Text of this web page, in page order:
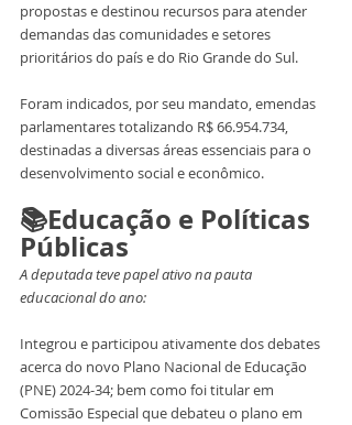
propostas e destinou recursos para atender
demandas das comunidades e setores
prioritários do país e do Rio Grande do Sul.
Foram indicados, por seu mandato, emendas
parlamentares totalizando R$ 66.954.734,
destinadas a diversas áreas essenciais para o
desenvolvimento social e econômico.
📚Educação e Políticas
Públicas
A deputada teve papel ativo na pauta
educacional do ano:
Integrou e participou ativamente dos debates
acerca do novo Plano Nacional de Educação
(PNE) 2024-34; bem como foi titular em
Comissão Especial que debateu o plano em